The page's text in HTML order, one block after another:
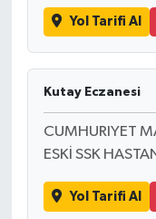
Yol Tarifi Al
Kutay Eczanesi
CUMHURIYET
ESKİ SSK
Yol Tarifi Al